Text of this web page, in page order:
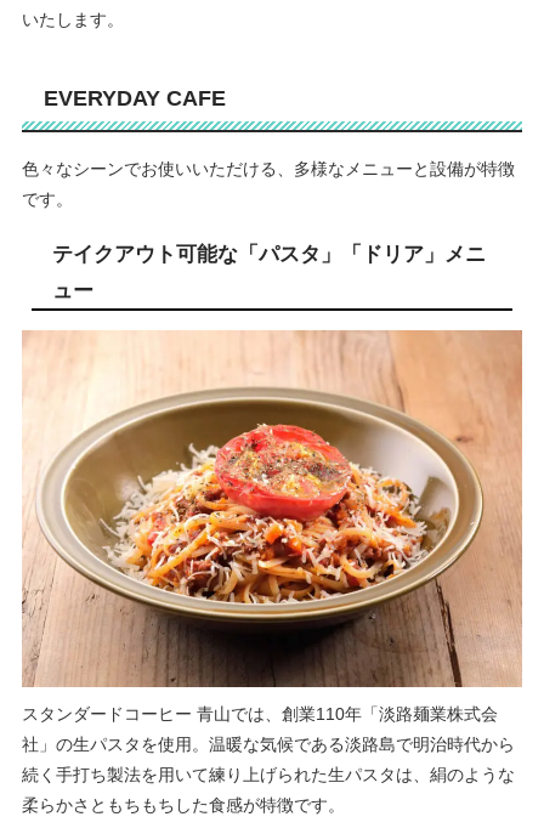
いたします。
EVERYDAY CAFE
色々なシーンでお使いいただける、多様なメニューと設備が特徴
です。
テイクアウト可能な「パスタ」「ドリア」メニ
ュー
スタンダードコーヒー 青山では、創業110年「淡路麺業株式会
社」の生パスタを使用。温暖な気候である淡路島で明治時代から
続く手打ち製法を用いて練り上げられた生パスタは、絹のような
柔らかさともちもちした食感が特徴です。